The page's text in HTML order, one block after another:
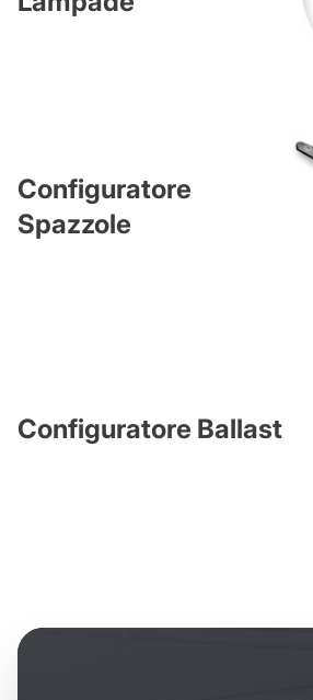
Configuratore
Spazzole
Configuratore Ballast